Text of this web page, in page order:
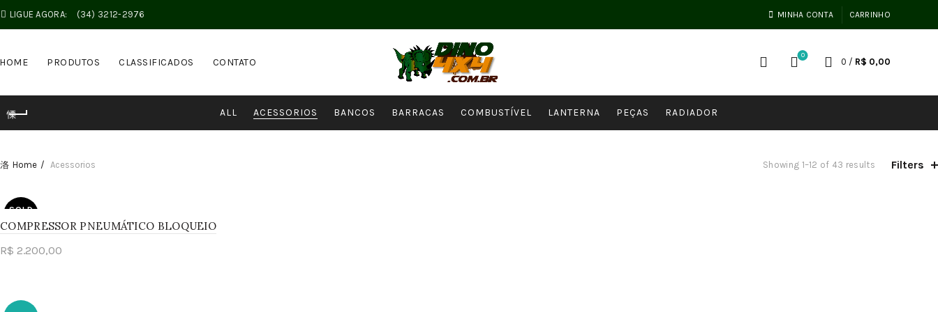
LIGUE AGORA: (34) 3212-2976 MINHA CONTA CARRINHO
HOME PRODUTOS CLASSIFICADOS CONTATO
0
0 / R$ 0,00
ALL ACESSORIOS BANCOS BARRACAS COMBUSTÍVEL LANTERNA PEÇAS RADIADOR
Home Acessorios Showing 1–12 of 43 results Filters
SOLD
COMPRESSOR PNEUMÁTICO BLOQUEIO
R$ 2.200,00